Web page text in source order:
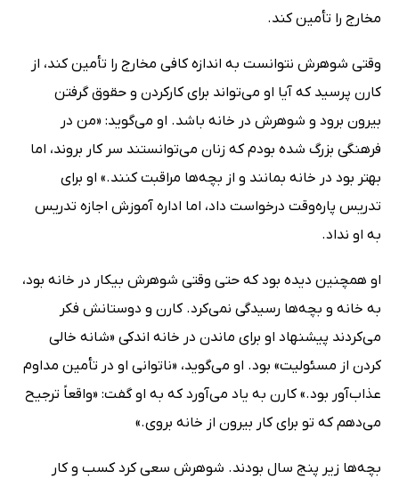
مخارج را تأمین کند.
وقتی شوهرش نتوانست به اندازه کافی مخارج را تأمین کند، از
کارن پرسید که آیا او می‌تواند برای کارکردن و حقوق گرفتن
بیرون برود و شوهرش در خانه باشد. او می‌گوید: «من در
فرهنگی بزرگ شده بودم که زنان می‌توانستند سر کار بروند، اما
بهتر بود در خانه بمانند و از بچه‌ها مراقبت کنند.» او برای
تدریس پاره‌وقت درخواست داد، اما اداره آموزش اجازه تدریس
به او نداد.
او همچنین دیده بود که حتی وقتی شوهرش بیکار در خانه بود،
به خانه و بچه‌ها رسیدگی نمی‌کرد. کارن و دوستانش فکر
می‌کردند پیشنهاد او برای ماندن در خانه اندکی «شانه خالی
کردن از مسئولیت» بود. او می‌گوید، «ناتوانی او در تأمین مداوم
عذاب‌آور بود.» کارن به یاد می‌آورد که به او گفت: «واقعاً ترجیح
می‌دهم که تو برای کار بیرون از خانه بروی.»
بچه‌ها زیر پنج سال بودند. شوهرش سعی کرد کسب و کار